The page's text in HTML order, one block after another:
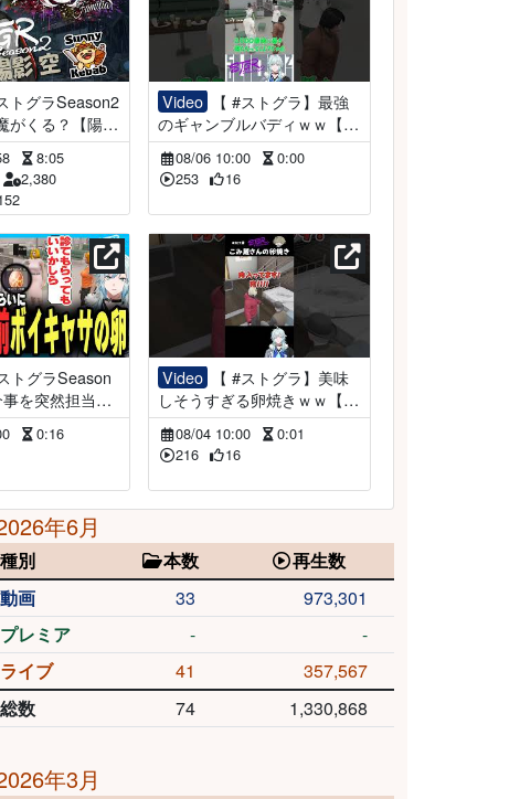
がくる？【陽影
ストグラ /ENT
メルティーノ
8:05
2,380
Video
のギャンブルバディｗｗ【ス
トグラ救急隊/雷堂ましろ/空
衣御侍/切り抜き】#shorts
08/06 10:00
0:00
253
16
を突然担当さ
うｗｗ【ストグ
御侍/切り抜
0:16
Video
しそうすぎる卵焼きｗｗ【陽
影空/NOVA/空衣御侍/切り抜
き】#shorts
08/04 10:00
0:01
216
16
年6月
種別 本数
再生数
動画
33
973,301
プレミア
-
-
ライブ
41
357,567
総数
74 1,330,868
年3月